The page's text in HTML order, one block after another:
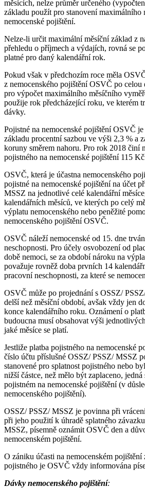
měsících, nelze průměr určeného
základu použít pro stanovení maximálního
nemocenské pojištění.
Nelze-li určit maximální měsíční základ z
přehledu o příjmech a výdajích, rovná se
platné pro daný kalendářní rok.
Pokud však v předchozím roce měla
z nemocenského pojištění OSVČ po
pro výpočet maximálního měsíčního
použije rok předcházející roku, ve kterém
dávky.
Pojistné na nemocenské pojištění OSVČ
základu procentní sazbou ve výši 2,3 % a
koruny směrem nahoru. Pro rok 2018 činí
pojistného na nemocenské pojištění 115
OSVČ, která je účastna nemocenského
pojistné na nemocenské pojištění na účet
MSSZ na jednotlivé celé kalendářní
kalendářních měsíců, ve kterých po celý
výplatu nemocenského nebo peněžité
nemocenského pojištění OSVČ.
OSVČ náleží nemocenské od 15. dne
neschopnosti. Pro účely osvobození od
době nemoci, se za období nároku na
považuje rovněž doba prvních 14
pracovní neschopnosti, za které se
OSVČ může po projednání s OSSZ/
delší než měsíční období, avšak vždy jen
konce kalendářního roku. Oznámení o
budoucna musí obsahovat výši
jaké měsíce se platí.
Jestliže platba pojistného na nemocenské
číslo účtu příslušné OSSZ/ PSSZ/ MSSZ
stanovené pro splatnost pojistného nebo
nižší částce, než mělo být zaplaceno, jedná
pojistném na nemocenské pojištění (v
nemocenského pojištění).
OSSZ/ PSSZ/ MSSZ je povinna při
při jeho použití k úhradě splatného
MSSZ, písemně oznámit OSVČ den a
nemocenském pojištění.
O zániku účasti na nemocenském
pojistného je OSVČ vždy informována
Dávky nemocenského pojištění: